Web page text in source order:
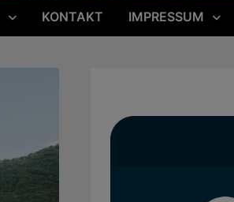
KONTAKT IMPRESSUM